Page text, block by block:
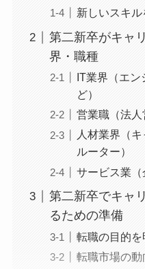
新しいスキ
第二新卒がキャ
界・職種
IT業界（エ
ど）
営業職（法人
人材業界（
ルーター）
サービス業（
第二新卒でキャ
るための準備
転職の目的を
転職市場の